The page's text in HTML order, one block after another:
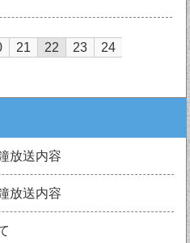
21 22 23 24
放送内容
放送内容